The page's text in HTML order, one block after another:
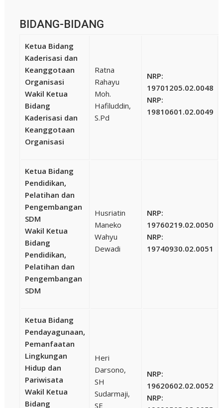
BIDANG-BIDANG
Ketua Bidang
Kaderisasi dan
Keanggotaan
Organisasi
Wakil Ketua
Bidang
Kaderisasi dan
Keanggotaan
Organisasi
Ratna
Rahayu
Moh.
Hafiluddin,
S.Pd
NRP:
19701205.02.0048
NRP:
19810601.02.0049
Ketua Bidang
Pendidikan,
Pelatihan dan
Pengembangan
SDM
Wakil Ketua
Bidang
Pendidikan,
Pelatihan dan
Pengembangan
SDM
Husriatin
Maneko
Wahyu
Dewadi
NRP:
19760219.02.0050
NRP:
19740930.02.0051
Ketua Bidang
Pendayagunaan,
Pemanfaatan
Lingkungan
Hidup dan
Pariwisata
Wakil Ketua
Bidang
Heri
Darsono,
SH
Sudarmaji,
SE
NRP:
19620602.02.0052
NRP: